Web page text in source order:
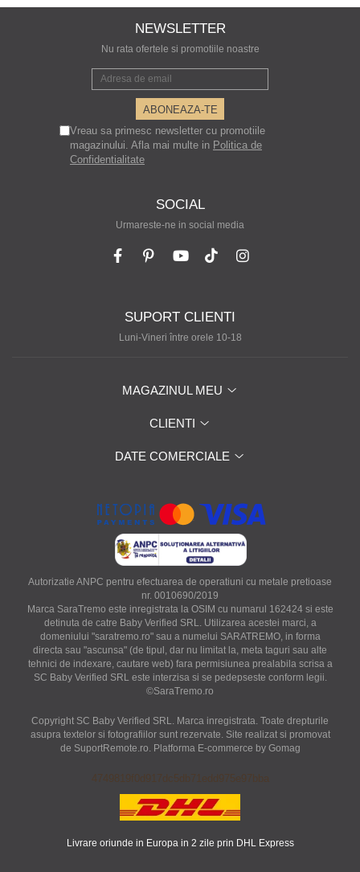
NEWSLETTER
Nu rata ofertele si promotiile noastre
Vreau sa primesc newsletter cu promotiile
magazinului. Afla mai multe in Politica de
Confidentialitate
SOCIAL
Urmareste-ne in social media
SUPORT CLIENTI
Luni-Vineri între orele 10-18
MAGAZINUL MEU
CLIENTI
DATE COMERCIALE
Autorizatie ANPC pentru efectuarea de operatiuni cu metale pretioase
nr. 0010690/2019
Marca SaraTremo este inregistrata la OSIM cu numarul 162424 si este
detinuta de catre Baby Verified SRL. Utilizarea acestei marci, a
domeniului "saratremo.ro" sau a numelui SARATREMO, in forma
directa sau "ascunsa" (de tipul, dar nu limitat la, meta taguri sau alte
tehnici de indexare, cautare web) fara permisiunea prealabila scrisa a
SC Baby Verified SRL este interzisa si se pedepseste conform legii.
©SaraTremo.ro
Copyright SC Baby Verified SRL. Marca inregistrata. Toate drepturile
asupra textelor si fotografiilor sunt rezervate. Site realizat si promovat
de SuportRemote.ro. Platforma E-commerce by Gomag
4749819f0d917dc5db71edd975e97bba
Livrare oriunde in Europa in 2 zile prin DHL Express